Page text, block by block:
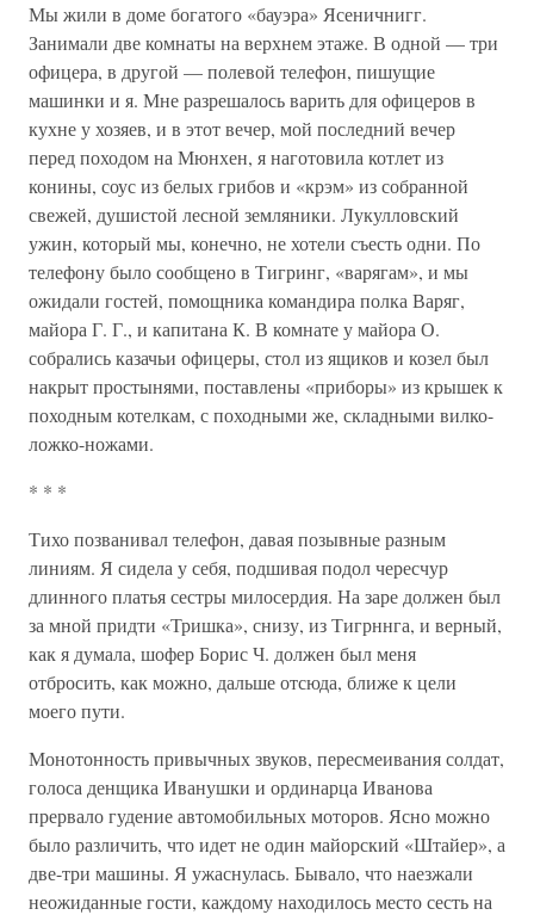
Мы жили в доме богатого «бауэра» Ясеничнигг.
Занимали две комнаты на верхнем этаже. В одной — три
офицера, в другой — полевой телефон, пишущие
машинки и я. Мне разрешалось варить для офицеров в
кухне у хозяев, и в этот вечер, мой последний вечер
перед походом на Мюнхен, я наготовила котлет из
конины, соус из белых грибов и «крэм» из собранной
свежей, душистой лесной земляники. Лукулловский
ужин, который мы, конечно, не хотели съесть одни. По
телефону было сообщено в Тигринг, «варягам», и мы
ожидали гостей, помощника командира полка Варяг,
майора Г. Г., и капитана К. В комнате у майора О.
собрались казачьи офицеры, стол из ящиков и козел был
накрыт простынями, поставлены «приборы» из крышек к
походным котелкам, с походными же, складными вилко-
ложко-ножами.
* * *
Тихо позванивал телефон, давая позывные разным
линиям. Я сидела у себя, подшивая подол чересчур
длинного платья сестры милосердия. На заре должен был
за мной придти «Тришка», снизу, из Тигрннга, и верный,
как я думала, шофер Борис Ч. должен был меня
отбросить, как можно, дальше отсюда, ближе к цели
моего пути.
Монотонность привычных звуков, пересмеивания солдат,
голоса денщика Иванушки и ординарца Иванова
прервало гудение автомобильных моторов. Ясно можно
было различить, что идет не один майорский «Штайер», а
две-три машины. Я ужаснулась. Бывало, что наезжали
неожиданные гости, каждому находилось место сесть на